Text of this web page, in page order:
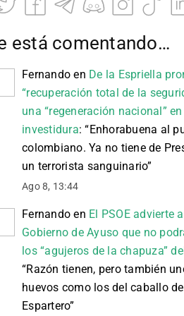
está comentando…
Fernando en De la Espriella
“recuperación total de la
una “regeneración nacional”
investidura: “Enhorabuena al
colombiano. Ya no tiene de
un terrorista sanguinario”
Ago 8, 13:44
Fernando en El PSOE advierte
Gobierno de Ayuso que no
los “agujeros de la chapuza”
“Razón tienen, pero también
huevos como los del caballo de
Espartero”